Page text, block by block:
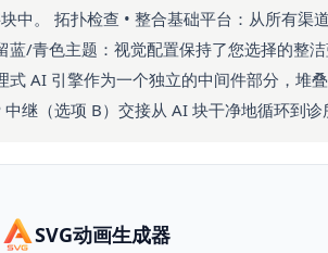
中。 拓扑检查 • 整合基础平台：从所有
蓝/青色主题：视觉配置保持了您选择的整
式 AI 引擎作为一个独立的中间件部分，堆
中继（选项 B）交接从 AI 块干净地循环到
SVG动画生成器